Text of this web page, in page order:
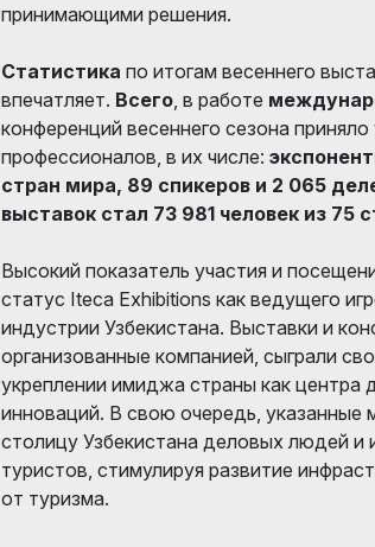
принимающими решения.
Статистика по итогам весеннего
впечатляет. Всего, в работе
конференций весеннего сезона
профессионалов, в их числе:
стран мира, 89 спикеров и 2 065
выставок стал 73 981 человек из 75
Высокий показатель участия и
статус Iteca Exhibitions как ведущего
индустрии Узбекистана. Выставки и
организованные компанией, сыграли
укреплении имиджа страны как центра
инноваций. В свою очередь, указанные
столицу Узбекистана деловых людей и
туристов, стимулируя развитие
от туризма.